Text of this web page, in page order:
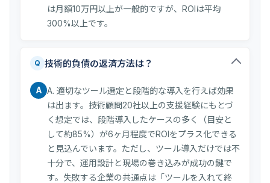
は月額10万円以上が一般的ですが、ROIは平均
300%以上です。
Q 技術的負債の返済方法は？
A A. 適切なツール選定と段階的な導入を行えば効果
は出ます。技術顧問20社以上の支援経験にもとづ
く想定では、段階導入したケースの多く（目安と
して約85%）が6ヶ月程度でROIをプラス化できる
と見込んでいます。ただし、ツール導入だけでは不
十分で、運用設計と現場の巻き込みが成功の鍵で
す。失敗する企業の共通点は「ツールを入れて終